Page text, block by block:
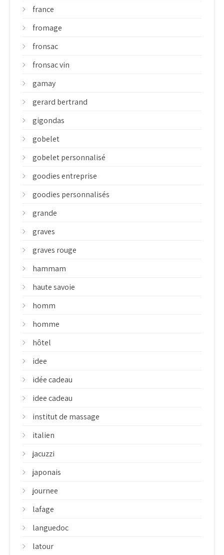
france
fromage
fronsac
fronsac vin
gamay
gerard bertrand
gigondas
gobelet
gobelet personnalisé
goodies entreprise
goodies personnalisés
grande
graves
graves rouge
hammam
haute savoie
homm
homme
hôtel
idee
idée cadeau
idee cadeau
institut de massage
italien
jacuzzi
japonais
journee
lafage
languedoc
latour